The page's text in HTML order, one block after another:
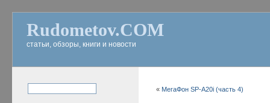
Rudometov.COM
статьи, обзоры, книги и новости
« МегаФон SP-A20i (часть 4)